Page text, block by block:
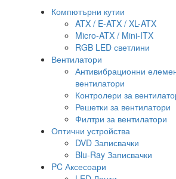
Компютърни кутии
ATX / E-ATX / XL-ATX
Micro-ATX / Mini-ITX
RGB LED светлини
Вентилатори
Антивибрационни
вентилатори
Контролери за
Решетки за вентилатори
Филтри за вентилатори
Оптични устройства
DVD Записвачки
Blu-Ray Записвачки
PC Аксесоари